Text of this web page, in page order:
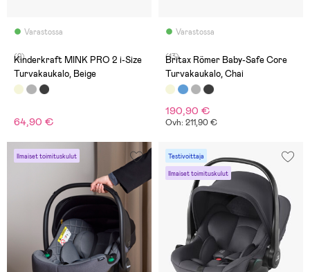
Varastossa
(2)
Kinderkraft MINK PRO 2 i-Size
Turvakaukalo, Beige
64,90 €
Varastossa
(13)
Britax Römer Baby-Safe Core
Turvakaukalo, Chai
190,90 €
Ovh: 211,90 €
Ilmaiset toimituskulut Testivoittaja
Ilmaiset toimituskulut